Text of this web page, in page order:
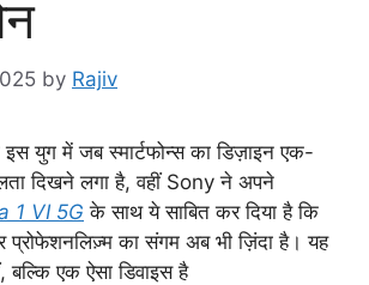
by Rajiv
युग में जब स्मार्टफोन्स का डिज़ाइन एक-
दिखने लगा है, वहीं Sony ने अपने
1 VI 5G के साथ ये साबित कर दिया है कि
का संगम अब भी ज़िंदा है। यह
बल्कि एक ऐसा डिवाइस है